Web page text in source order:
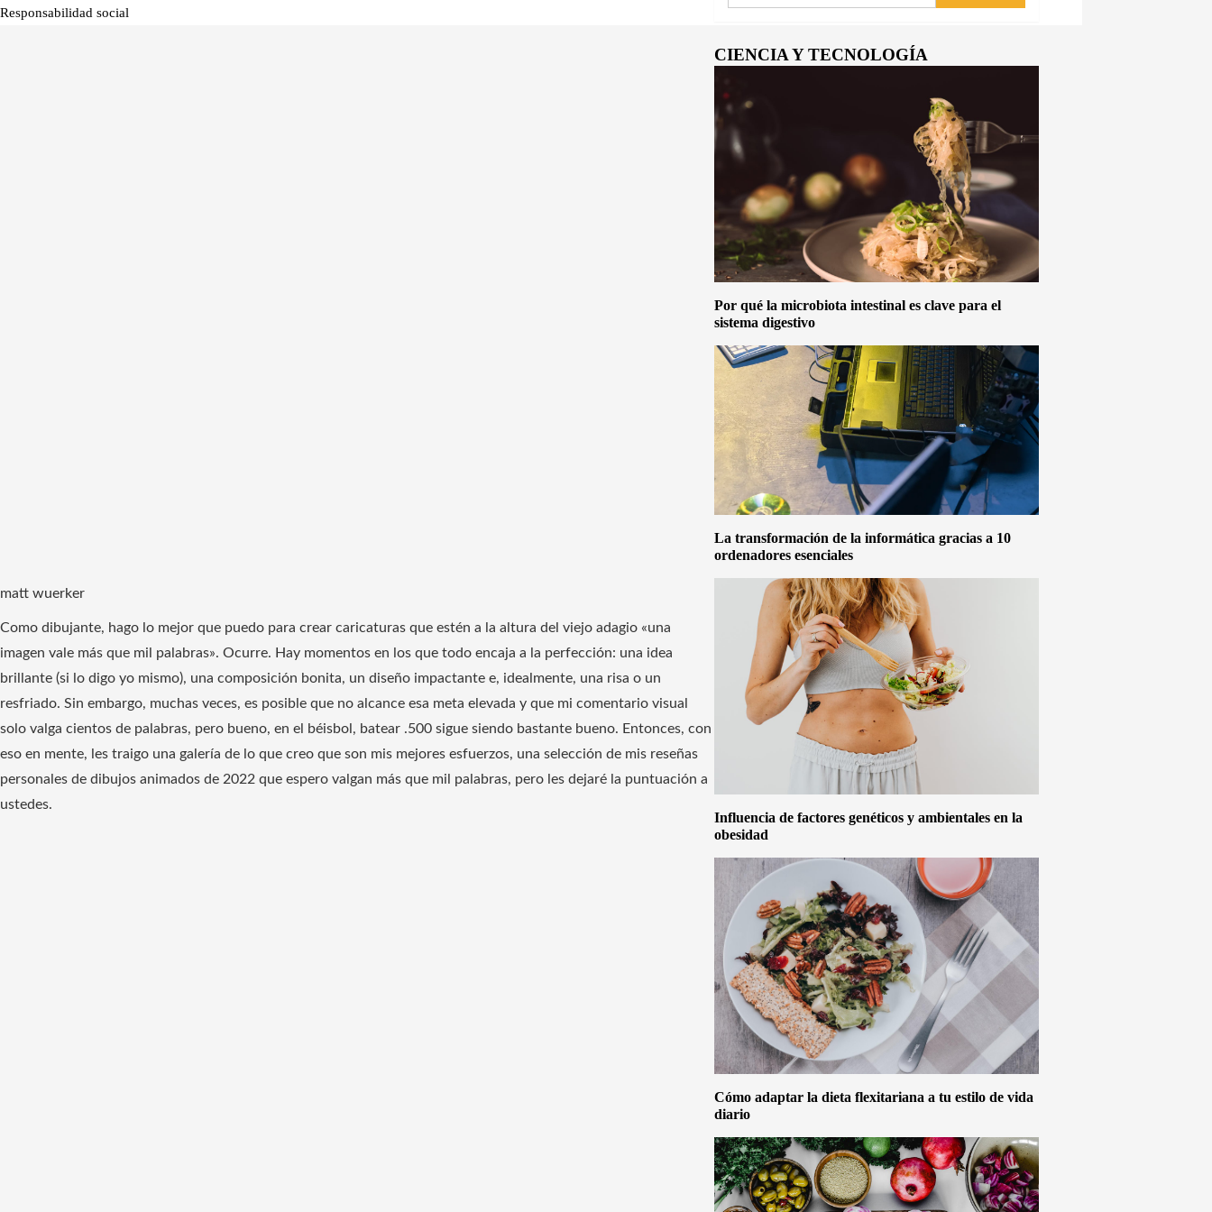
Responsabilidad social
matt wuerker
Como dibujante, hago lo mejor que puedo para crear caricaturas que estén a la altura del viejo adagio «una
imagen vale más que mil palabras». Ocurre. Hay momentos en los que todo encaja a la perfección: una idea
brillante (si lo digo yo mismo), una composición bonita, un diseño impactante e, idealmente, una risa o un
resfriado. Sin embargo, muchas veces, es posible que no alcance esa meta elevada y que mi comentario visual
solo valga cientos de palabras, pero bueno, en el béisbol, batear .500 sigue siendo bastante bueno. Entonces, con
eso en mente, les traigo una galería de lo que creo que son mis mejores esfuerzos, una selección de mis reseñas
personales de dibujos animados de 2022 que espero valgan más que mil palabras, pero les dejaré la puntuación a
ustedes.
CIENCIA Y TECNOLOGÍA
Por qué la microbiota intestinal es clave para el
sistema digestivo
La transformación de la informática gracias a 10
ordenadores esenciales
Influencia de factores genéticos y ambientales en la
obesidad
Cómo adaptar la dieta flexitariana a tu estilo de vida
diario